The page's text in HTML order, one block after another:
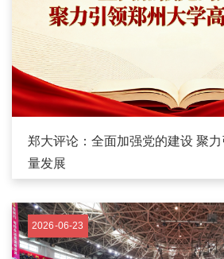
郑大评论：全面加强党的建设 聚
量发展
2026-06-23